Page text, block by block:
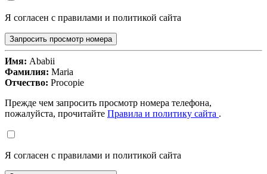
Я согласен с правилами и политикой сайта
Запросить просмотр номера
Имя: Ababii
Фамилия: Maria
Отчество: Procopie
Прежде чем запросить просмотр номера телефона,
пожалуйста, прочитайте Правила и политику сайта .
Я согласен с правилами и политикой сайта